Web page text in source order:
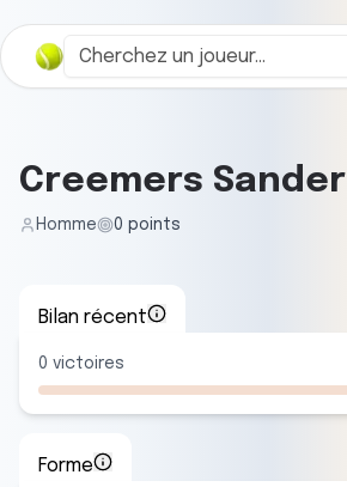
Creemers Sander
Homme 0 points
Bilan récent
0 victoires
Forme